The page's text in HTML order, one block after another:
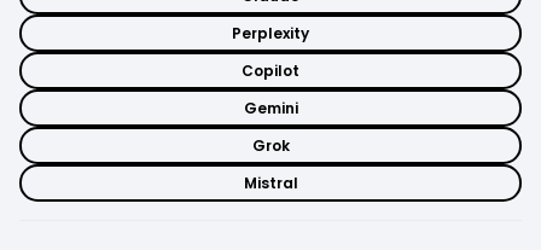
Perplexity
Copilot
Gemini
Grok
Mistral